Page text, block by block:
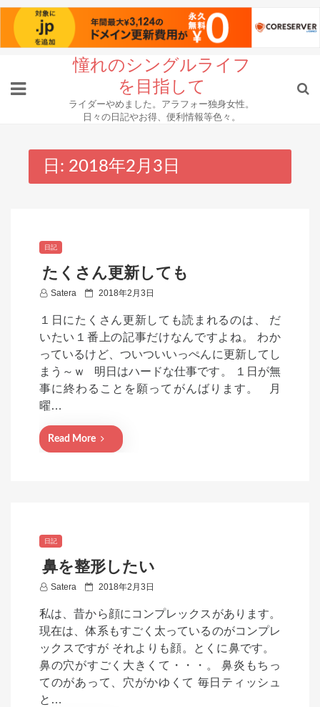
content
憧れのシングルライフ
を目指して
ライダーやめました。アラフォー独身女性。
日々の日記やお得、便利情報等色々。
日: 2018年2月3日
日記
たくさん更新しても
Satera
P
s
t
e
o
2018年2月3日
１日にたくさん更新しても読まれるのは、 だ
いたい１番上の記事だけなんですよね。 わか
っているけど、ついついいっぺんに更新してし
まう～ｗ 明日はハードな仕事です。 １日が無
事に終わることを願ってがんばります。 月
曜…
Read More
日記
鼻を整形したい
Satera
P
d
o
2018年2月3日
私は、昔から顔にコンプレックスがあります。
現在は、体系もすごく太っているのがコンプレ
ックスですが それよりも顔。とくに鼻です。
鼻の穴がすごく大きくて・・・。 鼻炎もちっ
てのがあって、穴がかゆくて 毎日ティッシュ
と…